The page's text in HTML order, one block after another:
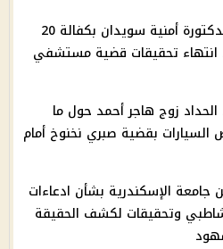
إخلاء سبيل الدكتورة أمنية سويدان بكفالة 20
انتهاء تحقيقات قضية مستشفي
الحداد زوج هاجر أحمد حول ما
بقضية صبري نخنوخ أمام
الإسكندرية بشأن ادعاءات
وتحقيقات لكشف الحقيقة